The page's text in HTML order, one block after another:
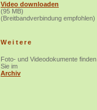
Video downloaden
(95 MB)
(Breitbandverbindung empfohlen)
Weitere
Foto- und Videodokumente finden
Sie im
Archiv